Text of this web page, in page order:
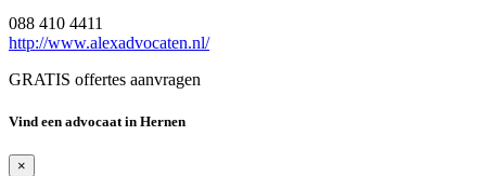
088 410 4411
http://www.alexadvocaten.nl/
GRATIS offertes aanvragen
Vind een advocaat in Hernen
×